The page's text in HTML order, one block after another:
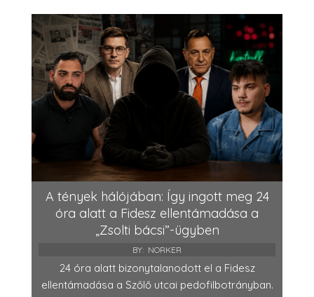
A tények hálójában: Így ingott meg 24
óra alatt a Fidesz ellentámadása a
„Zsolti bácsi”-ügyben
BY: NORKER
24 óra alatt bizonytalanodott el a Fidesz
ellentámadása a Szőlő utcai pedofilbotrányban.